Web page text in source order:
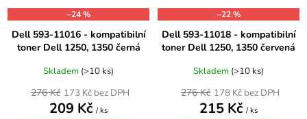
–24 %
Dell 593-11016 - kompatibilní
toner Dell 1250, 1350 černá
Skladem (>10 ks)
173 Kč bez DPH
209 Kč / ks
276 Kč
–22 %
Dell 593-11018 - kompatibilní
toner Dell 1250, 1350 červená
Skladem (>10 ks)
178 Kč bez DPH
215 Kč / ks
276 Kč